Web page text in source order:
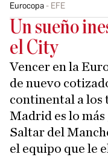
Eurocopa
EFE
Un sueño
el City
Vencer en la
de nuevo
continental a los
Madrid es lo
Saltar del
el equipo que le